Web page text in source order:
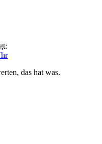
das hat was.